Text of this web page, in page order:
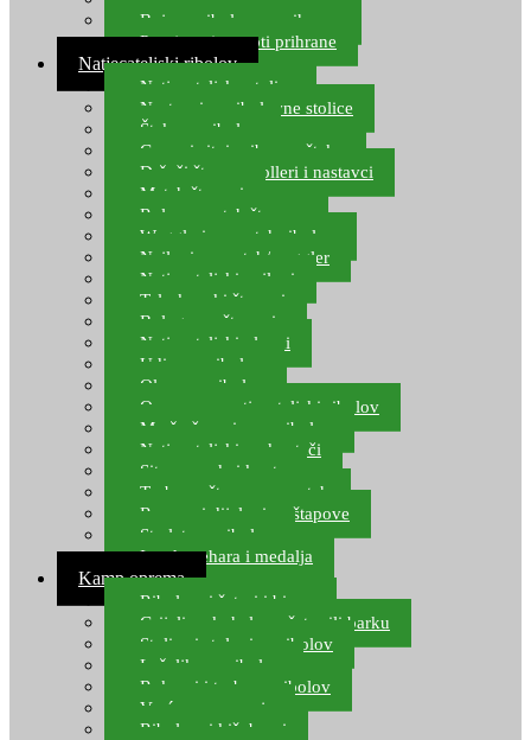
Boje za ribolovnu prihranu
Provjereni recepti prihrane
Natjecateljski ribolov
Natjecateljske stolice
Nastavci za ribolovne stolice
Šteke za ribolov
Gume i sitni pribor za šteku
Držači štapova rolleri i nastavci
Match štapovi
Role za match štapove
Waggleri za match ribolov
Najloni za match/waggler
Natjecateljski najloni
Teleskopski štapovi
Bolognese štapovi
Natjecateljski plovci
Udice za ribolov
Olovo za ribolov
Oprema za natjecateljski ribolov
Mreže čuvarice za ribolov
Natjecateljski podmetači
Sito, posude i kante
Torbe za štapove – match
Rezervni dijelovi za štapove
Starlete za ribolov
Izrada pehara i medalja
Kamp oprema
Ribolovni šatori i bivvy
Grijalice, kuhala za šator ili barku
Stolice i stolovi za ribolov
Ležaljke za ribolov
Ruksaci i torbe za ribolov
Vreće za spavanje
Ribolovni kišobrani